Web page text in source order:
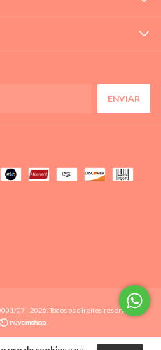
07 - 2026. Todos os direitos reservados.